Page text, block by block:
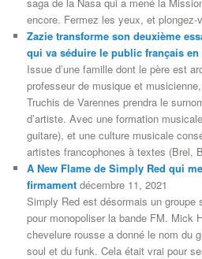
encore. Fermez les yeux, et
Zazie transforme son deuxième
qui va séduire le public français en
Issue d’une famille dont le père est
professeur de musique et
Truchis de Varennes prendra le
d’artiste. Avec une formation
guitare), et une culture musicale
artistes francophones à textes (Brel,
A New Flame de Simply Red qui
firmament décembre 11, 2021
Simply Red est désormais un groupe
pour monopoliser la bande FM. Mick
chevelure rousse a donné le nom du
soul et du funk. Cela était vrai pour